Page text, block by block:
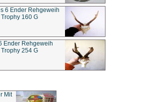
6 Ender Rehgeweih
160 G
Ender Rehgeweih
254 G
Mit